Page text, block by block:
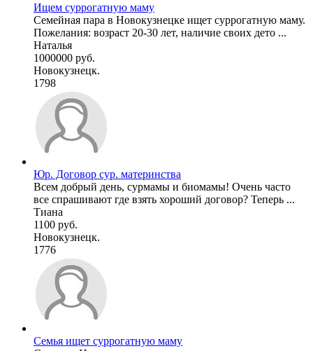
Ищем суррогатную маму
Семейная пара в Новокузнецке ищет суррогатную маму.
Пожелания: возраст 20-30 лет, наличие своих дето ...
Наталья
1000000 руб.
Новокузнецк.
1798
Юр. Договор сур. материнства
Всем добрый день, сурмамы и биомамы! Очень часто
все спрашивают где взять хороший договор? Теперь ...
Тиана
1100 руб.
Новокузнецк.
1776
Семья ищет суррогатную маму